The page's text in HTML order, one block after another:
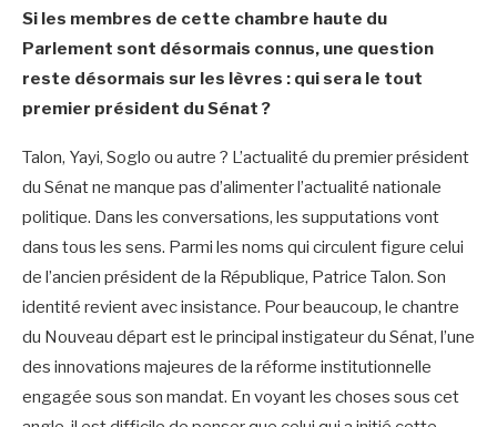
Si les membres de cette chambre haute du
Parlement sont désormais connus, une question
reste désormais sur les lèvres : qui sera le tout
premier président du Sénat ?
Talon, Yayi, Soglo ou autre ? L’actualité du premier président
du Sénat ne manque pas d’alimenter l’actualité nationale
politique. Dans les conversations, les supputations vont
dans tous les sens. Parmi les noms qui circulent figure celui
de l’ancien président de la République, Patrice Talon. Son
identité revient avec insistance. Pour beaucoup, le chantre
du Nouveau départ est le principal instigateur du Sénat, l’une
des innovations majeures de la réforme institutionnelle
engagée sous son mandat. En voyant les choses sous cet